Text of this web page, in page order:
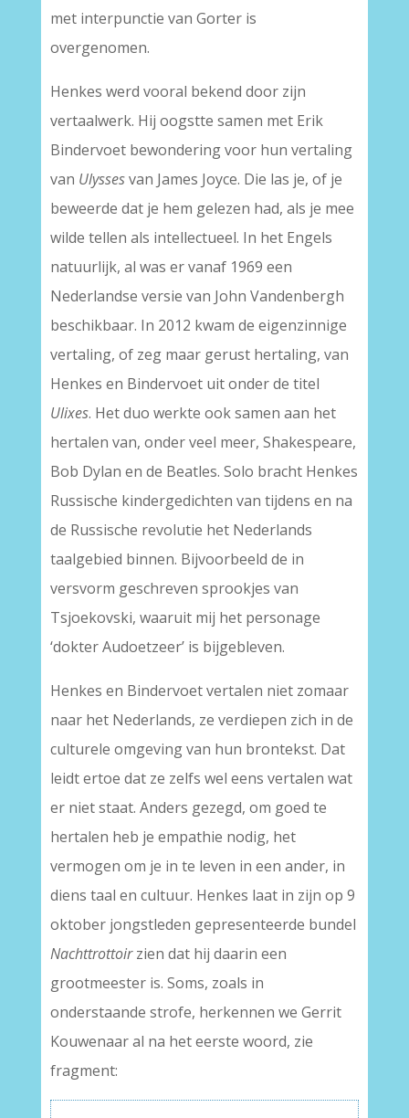
met interpunctie van Gorter is
overgenomen.
Henkes werd vooral bekend door zijn
vertaalwerk. Hij oogstte samen met Erik
Bindervoet bewondering voor hun vertaling
van Ulyssesvan James Joyce. Die las je, of je
beweerde dat je hem gelezen had, als je mee
wilde tellen als intellectueel. In het Engels
natuurlijk, al was er vanaf 1969 een
Nederlandse versie van John Vandenbergh
beschikbaar. In 2012 kwam de eigenzinnige
vertaling, of zeg maar gerust hertaling, van
Henkes en Bindervoet uit onder de titel
Ulixes. Het duo werkte ook samen aan het
hertalen van, onder veel meer, Shakespeare,
Bob Dylan en de Beatles. Solo bracht Henkes
Russische kindergedichten van tijdens en na
de Russische revolutie het Nederlands
taalgebied binnen. Bijvoorbeeld de in
versvorm geschreven sprookjes van
Tsjoekovski, waaruit mij het personage
‘dokter Audoetzeer’ is bijgebleven.
Henkes en Bindervoet vertalen niet zomaar
naar het Nederlands, ze verdiepen zich in de
culturele omgeving van hun brontekst. Dat
leidt ertoe dat ze zelfs wel eens vertalen wat
er niet staat. Anders gezegd, om goed te
hertalen heb je empathie nodig, het
vermogen om je in te leven in een ander, in
diens taal en cultuur. Henkes laat in zijn op 9
oktober jongstleden gepresenteerde bundel
Nachttrottoirzien dat hij daarin een
grootmeester is. Soms, zoals in
onderstaande strofe, herkennen we Gerrit
Kouwenaar al na het eerste woord, zie
fragment: